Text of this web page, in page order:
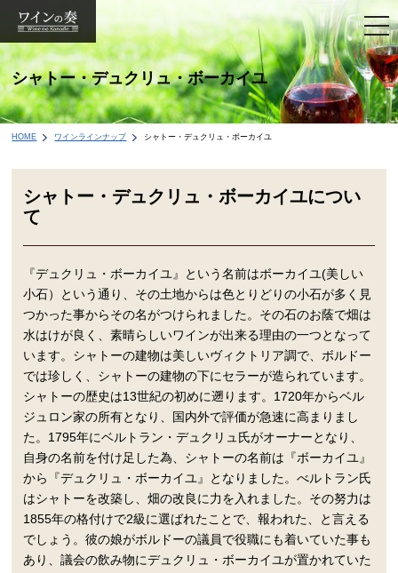
シャトー・デュクリュ・ボーカイユ
HOME ワインラインナップ シャトー・デュクリュ・ボーカイユ
シャトー・デュクリュ・ボーカイユについ
て
『デュクリュ・ボーカイユ』という名前はボーカイユ(美しい
小石）という通り、その土地からは色とりどりの小石が多く見
つかった事からその名がつけられました。その石のお蔭で畑は
水はけが良く、素晴らしいワインが出来る理由の一つとなって
います。シャトーの建物は美しいヴィクトリア調で、ボルドー
では珍しく、シャトーの建物の下にセラーが造られています。
シャトーの歴史は13世紀の初めに遡ります。1720年からベル
ジュロン家の所有となり、国内外で評価が急速に高まりまし
た。1795年にベルトラン・デュクリュ氏がオーナーとなり、
自身の名前を付け足した為、シャトーの名前は『ボーカイユ』
から『デュクリュ・ボーカイユ』となりました。べルトラン氏
はシャトーを改築し、畑の改良に力を入れました。その努力は
1855年の格付けで2級に選ばれたことで、報われた、と言える
でしょう。彼の娘がボルドーの議員で役職にも着いていた事も
あり、議会の飲み物にデュクリュ・ボーカイユが置かれていた